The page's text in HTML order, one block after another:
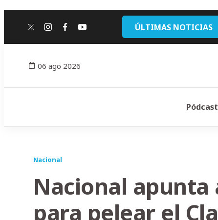
twitterinstagram
facebook
youtube ÚLTIMAS NOTICIAS
06 ago 2026
Pódcast
Nacional
Nacional apunta
para pelear el